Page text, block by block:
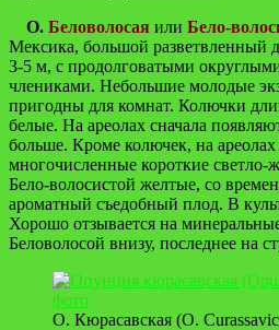
О. Беловолосая или Бело-
Мексика, большой разветвленный
3-5 м, с продолговатыми
члениками. Небольшие молодые
пригодны для комнат. Колючки
белые. На ареолах сначала
больше. Кроме колючек, на
многочисленные короткие
Бело-волосистой желтые, со
ароматный съедобный плод. В
Хорошо отзывается на
Беловолосой внизу, последнее на
О. Кюрасавская (O.